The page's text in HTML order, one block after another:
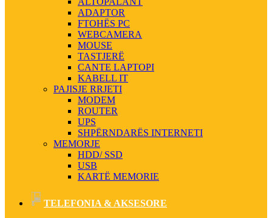
ADAPTOR
FTOHËS PC
WEBCAMERA
MOUSE
TASTJERË
CANTE LAPTOPI
KABELL IT
PAJISJE RRJETI
MODEM
ROUTER
UPS
SHPËRNDARËS INTERNETI
MEMORJE
HDD/ SSD
USB
KARTË MEMORIE
TELEFONIA & AKSESORE